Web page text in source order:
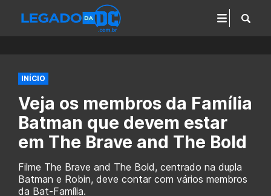
INÍCIO
Veja os membros da Família
Batman que devem estar
em The Brave and The Bold
Filme The Brave and The Bold, centrado na dupla
Batman e Robin, deve contar com vários membros
da Bat-Família.